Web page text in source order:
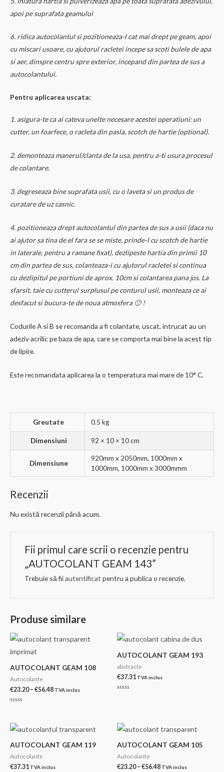
apoi pe suprafata geamului
6. ridica autocolantul si pozitioneaza-l cat mai drept pe geam, apoi
cu miscari usoare, cu ajutorul racletei incepe sa scoti bulele de apa
si aer, dinspre centru spre exterior, incepand din partea de sus a
autocolantului.
Pentru aplicarea uscata:
1. asigura-te ca ai cateva unelte necesare acestei operatiuni: un
cutter, un foarfece, o racleta din pasla, scotch de hartie (optional).
2. demonteaza manerul/clanta de la usa, pentru a-ti usura procesul
de colantare.
3. degreseaza bine suprafata usii, cu o laveta si un produs de
curatare de uz casnic.
4. pozitioneaza drept autocolantul din partea de sus a usii (daca nu
ai ajutor sa tina de el fara se se miste, prinde-l cu scotch de hartie
in laterale, pentru a ramane fixat), dezlipeste hartia din primii 10
cm din partea de sus, colanteaza-i cu ajutorul racletei si continua
cu dezlipitul pe portiuni de aprox. 10cm si colantarea pana jos. La
sfarsit, taie cu cutterul surplusul pe conturul usii, monteaza ce ai
desfacut si bucura-te de noua atmosfera 🙂 !
Codurile A si B se recomanda a fi colantate, uscat, intrucat au un
adeziv acrilic pe baza de apa, care se comporta mai bine la acest tip
de lipire.
Este recomandata aplicarea la o temperatura mai mare de 10° C.
Greutate 0.5 kg
Dimensiuni 92 × 10 × 10 cm
Dimensiune
920mm x 2050mm, 1000mm x
1000mm, 1000mm x 3000mmm
Recenzii
Nu există recenzii până acum.
Fii primul care scrii o recenzie pentru
„AUTOCOLANT GEAM 143”
Trebuie să fiiautentificat pentru a publica o recenzie.
Produse similare
AUTOCOLANT GEAM 108
Autocolante
€23.20 – €56.48Interval
la
TVA inclus
din
5
AUTOCOLANT GEAM 193
abstracte
€37.31 TVA inclus
AUTOCOLANT GEAM 119
Autocolante
€37.31 TVA inclus
AUTOCOLANT GEAM 105
Autocolante
€23.20 – €56.48Interval
TVA inclus